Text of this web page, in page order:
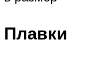
Плавки